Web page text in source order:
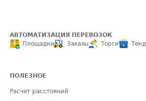
АВТОМАТИЗАЦИЯ ПЕРЕВОЗОК
Площадки
Заказы Торги
ПОЛЕЗНОЕ
Расчет расстояний